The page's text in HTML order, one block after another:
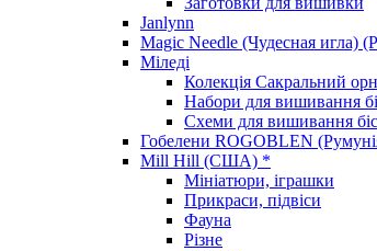
Janlynn
Magic Needle (Чудесная
Міледі
Колекція Сакральний
Набори для вишивання
Схеми для вишивання
Гобелени ROGOBLEN
Mill Hill (США) *
Мініатюри, іграшки
Прикраси, підвіси
Фауна
Різне